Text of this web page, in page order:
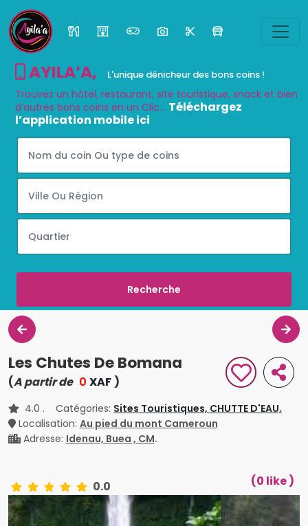
AYILA’A, L'unique dénicheur des bons coins !
Trouvez un hôtel, restaurant, site touristique, snack et bien
d’autres bons coins en un Clic... Téléchargez
l’application mobile ici
Les Chutes De Bomana
(A partir de 0 XAF )
4.0 . Catégories: Sites Touristiques, CHUTTE D'EAU,
Localisation: Au pied du mont Cameroun
Adresse: Idenau, Buea , CM.
0.0 (0 like )